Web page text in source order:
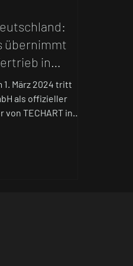
übernimmt
in
& Österreich
1. März 2024 tritt
als offizieller
TECHART in